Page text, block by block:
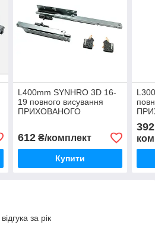
L400mm SYNHRO 3D 16-
19 повного висування
ПРИХОВАНОГО
ON
612₴/комплект
Купити
з
за рік